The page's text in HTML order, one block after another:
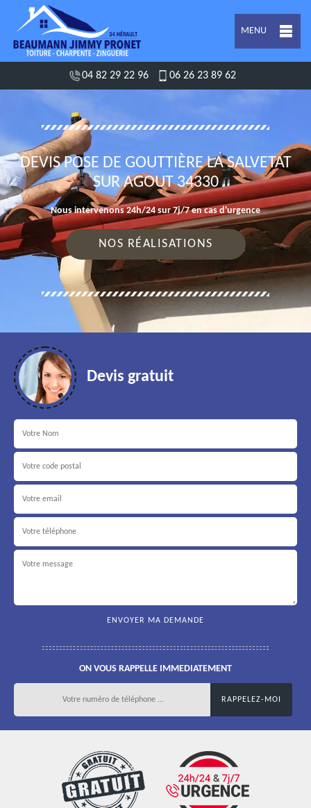
MENU
04 82 29 22 96 06 26 23 89 62
DEVIS POSE DE GOUTTIÈRE LA SALVETAT
SUR AGOUT 34330
Nous intervenons 24h/24 sur 7j/7 en cas d'urgence
NOS RÉALISATIONS
Devis gratuit
ON VOUS RAPPELLE IMMEDIATEMENT